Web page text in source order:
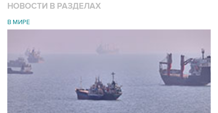
НОВОСТИ В РАЗДЕЛАХ
В МИРЕ